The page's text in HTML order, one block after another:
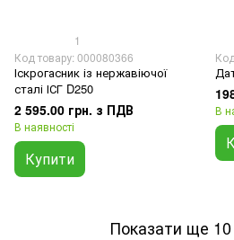
1
Код товару: 000080366
Іскрогасник із нержавіючої
сталі ІСГ D250
2 595.00 грн. з ПДВ
В наявності
Купити
В
Показати ще 10